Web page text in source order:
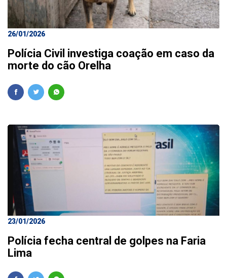
26/01/2026
Polícia Civil investiga coação em caso da
morte do cão Orelha
23/01/2026
Polícia fecha central de golpes na Faria
Lima